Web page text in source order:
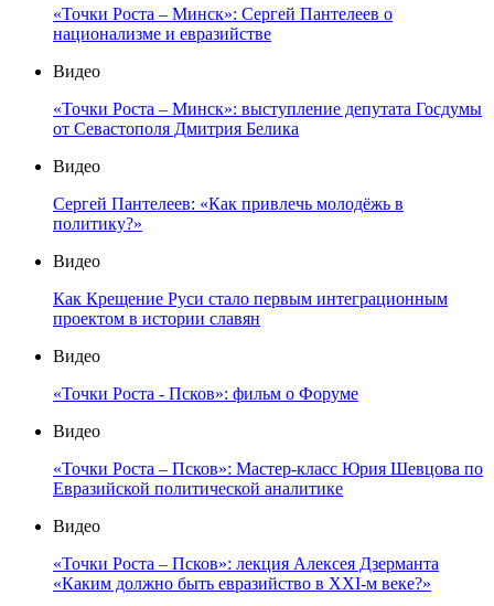
«Точки Роста – Минск»: Сергей Пантелеев о
национализме и евразийстве
Видео
«Точки Роста – Минск»: выступление депутата Госдумы
от Севастополя Дмитрия Белика
Видео
Сергей Пантелеев: «Как привлечь молодёжь в
политику?»
Видео
Как Крещение Руси стало первым интеграционным
проектом в истории славян
Видео
«Точки Роста - Псков»: фильм о Форуме
Видео
«Точки Роста – Псков»: Мастер-класс Юрия Шевцова по
Евразийской политической аналитике
Видео
«Точки Роста – Псков»: лекция Алексея Дзерманта
«Каким должно быть евразийство в XXI-м веке?»